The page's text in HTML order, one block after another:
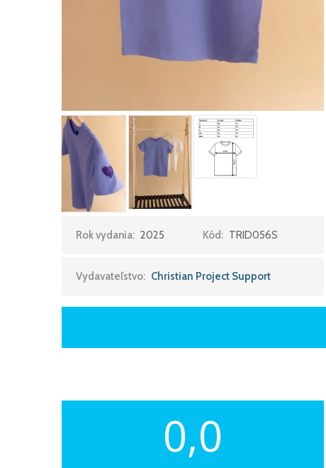
Rok vydania: 2025 Kód: TRID056S
Vydavateľstvo: Christian Project Support
0,0